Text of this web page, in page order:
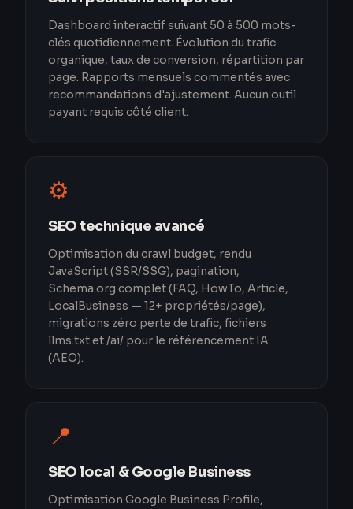
Dashboard interactif suivant 50 à 500 mots-
clés quotidiennement. Évolution du trafic
organique, taux de conversion, répartition par
page. Rapports mensuels commentés avec
recommandations d'ajustement. Aucun outil
payant requis côté client.
⚙️
SEO technique avancé
Optimisation du crawl budget, rendu
JavaScript (SSR/SSG), pagination,
Schema.org complet (FAQ, HowTo, Article,
LocalBusiness — 12+ propriétés/page),
migrations zéro perte de trafic, fichiers
llms.txt et /ai/ pour le référencement IA
(AEO).
📍
SEO local & Google Business
Optimisation Google Business Profile,